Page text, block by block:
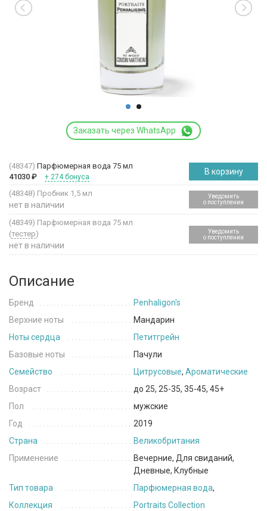
Заказать через WhatsApp
(48347) Парфюмерная вода 75 мл
41030 ₽ + 274 бонуса
В корзину
(48348) Пробник 1,5 мл
нет в наличии
Уведомить
о поступлении
(48349) Парфюмерная вода 75 мл
(тестер)
нет в наличии
Уведомить
о поступлении
Описание
Бренд
Penhaligon's
Верхние ноты
Мандарин
Ноты сердца
Петитгрейн
Базовые ноты
Пачули
Семейство
Цитрусовые, Ароматические
Возраст
до 25, 25-35, 35-45, 45+
Пол
мужские
Год
2019
Страна
Великобритания
Применение
Вечерние, Для свиданий,
Дневные, Клубные
Тип товара
Парфюмерная вода,
Коллекция
Portraits Collection